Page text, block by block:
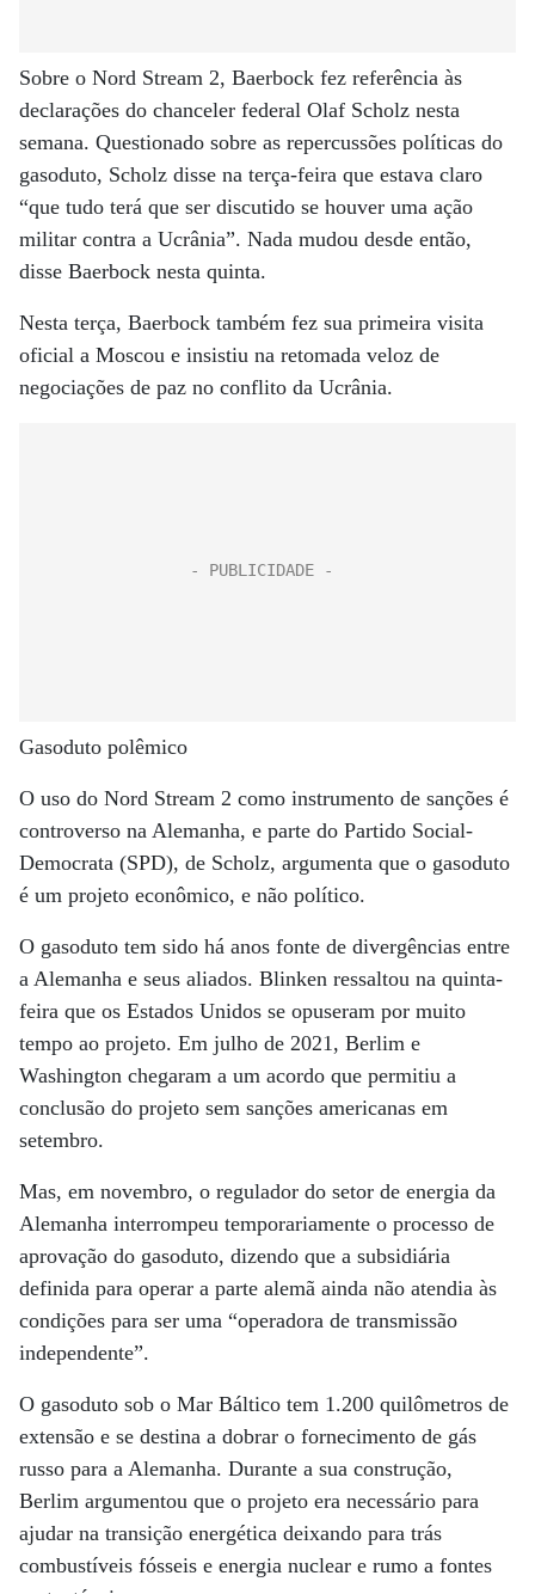
Sobre o Nord Stream 2, Baerbock fez referência às
declarações do chanceler federal Olaf Scholz nesta
semana. Questionado sobre as repercussões políticas do
gasoduto, Scholz disse na terça-feira que estava claro
“que tudo terá que ser discutido se houver uma ação
militar contra a Ucrânia”. Nada mudou desde então,
disse Baerbock nesta quinta.
Nesta terça, Baerbock também fez sua primeira visita
oficial a Moscou e insistiu na retomada veloz de
negociações de paz no conflito da Ucrânia.
Gasoduto polêmico
O uso do Nord Stream 2 como instrumento de sanções é
controverso na Alemanha, e parte do Partido Social-
Democrata (SPD), de Scholz, argumenta que o gasoduto
é um projeto econômico, e não político.
O gasoduto tem sido há anos fonte de divergências entre
a Alemanha e seus aliados. Blinken ressaltou na quinta-
feira que os Estados Unidos se opuseram por muito
tempo ao projeto. Em julho de 2021, Berlim e
Washington chegaram a um acordo que permitiu a
conclusão do projeto sem sanções americanas em
setembro.
Mas, em novembro, o regulador do setor de energia da
Alemanha interrompeu temporariamente o processo de
aprovação do gasoduto, dizendo que a subsidiária
definida para operar a parte alemã ainda não atendia às
condições para ser uma “operadora de transmissão
independente”.
O gasoduto sob o Mar Báltico tem 1.200 quilômetros de
extensão e se destina a dobrar o fornecimento de gás
russo para a Alemanha. Durante a sua construção,
Berlim argumentou que o projeto era necessário para
ajudar na transição energética deixando para trás
combustíveis fósseis e energia nuclear e rumo a fontes